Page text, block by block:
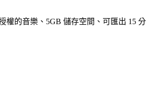
權的音樂、5GB 儲存空間、可匯出 15